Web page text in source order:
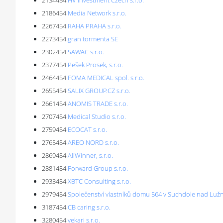
2186454 Media Network s.r.o.
2267454 RAHA PRAHA s.r.o.
2273454gran tormenta SE
2302454SAWAC s.r.o.
2377454 Pešek Prosek, s.r.o.
2464454 FOMA MEDICAL spol. s r.o.
2655454SALIX GROUP.CZ s.r.o.
2661454ANOMIS TRADE s.r.o.
2707454 Medical Studio s.r.o.
2759454 ECOCAT s.r.o.
2765454AREO NORD s.r.o.
2869454AllWinner, s.r.o.
2881454 Forward Group s.r.o.
2933454XBTC Consulting s.r.o.
2979454Společenství vlastníků domu 564 v Suchdole nad
3187454CB caring s.r.o.
3280454vekari s.r.o.